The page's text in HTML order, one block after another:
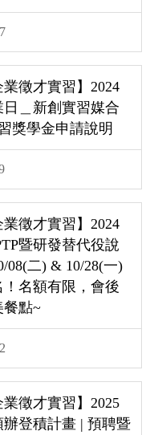
業徵才實習】2024
＿新創實習媒合
獎學金申請說明
業徵才實習】2024
暨研發替代役說
08(二) & 10/28(一)
！名額有限，會後
餐點~
業徵才實習】2025
辦登積計畫 | 預聘暨